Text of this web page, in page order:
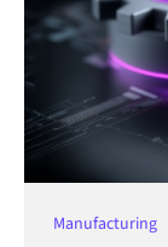
Manufacturing